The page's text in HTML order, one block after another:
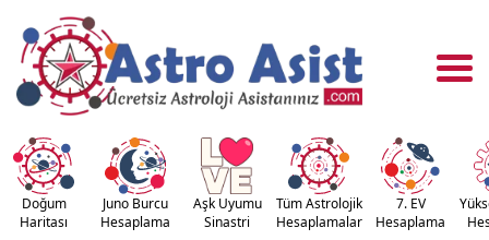
Doğum
Haritası
Juno Burcu
Hesaplama
Aşk Uyumu
Sinastri
Tüm Astrolojik
Hesaplamalar
7. EV
Hesaplama